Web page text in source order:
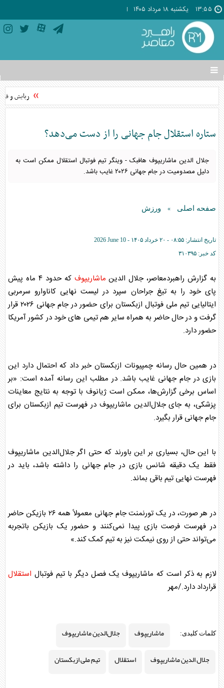
۱۳:۵۵ يکشنبه ۱۸ مرداد ۱۴۰۵
تغییر
وضعیت
منوی
ها
ربایش و
ستاره استقلال جام جهانی را از دست می‌دهد؟
جلال الدین ماشاریپوف هافبک - وینگر تیم فوتبال استقلال ممکن است به
دلیل مصدومیت در جام جهانی ۲۰۲۶ غایب باشد.
صفحه اصلی » ورزش
تاریخ انتشار: ۰۸:۵۵ - ۲۰ خرداد ۱۴۰۵ -
2026 June 10
کد خبر: ۳۱۰۳۹۵
به گزارش راهبردمعاصر، جلال الدین ماشاریپوف
که حدود ۴ ماه پیش
پای خود را به تیغ جراحان سپرد در لیست نهایی کاناوارو سرمربی
ایتالیایی تیم ملی فوتبال ازبکستان برای حضور در جام جهانی ۲۰۲۶ قرار
گرفت و در حال حاضر به همراه سایر هم تیمی های خود در کشور آمریکا
حضور دارد.
در همین حال رسانه چمپیونات ازبکستان خبر داد که احتمال دارد این
بازی در جام جهانی غایب باشد. در مطلب این رسانه آمده است: «بر
اساس برخی گزارش‌ها، ممکن است ژیانوف با توجه به نتایج معاینات
پزشکی، به جای جلال‌الدین ماشاریپوف در فهرست تیم ازبکستان برای
جام جهانی قرار بگیرد.
با این حال، بسیاری بر این باورند که حتی اگر جلال‌الدین ماشاریپوف
فقط یک دقیقه شانس بازی در جام جهانی را داشته باشد، باید در
فهرست نهایی تیم باقی بماند.
در هر صورت، در یک تورنمنت جام جهانی معمولاً همه ۲۶ بازیکن حاضر
در فهرست فرصت بازی پیدا نمی‌کنند و حضور یک بازیکن باتجربه
می‌تواند حتی از روی نیمکت نیز به تیم کمک کند.»
لازم به ذکر است که ماشاریپوفیک فصل دیگر با تیم فوتبال استقلال
قرارداد دارد./مهر
کلمات کلیدی: ماشاریپوف
جلال‌الدین ماشاریپوف
جلال الدین ماشاریپوف
استقلال تیم ملی ازبکستان